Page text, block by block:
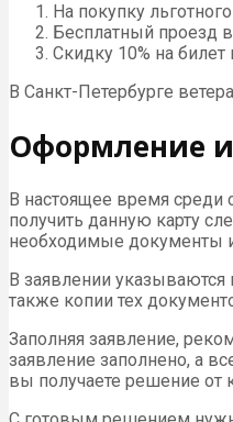
На покупку
Бесплатный проезд
Скидку 10% на
В Санкт-Петербурге
Оформление
В настоящее время среди
получить данную карту
необходимые документы
В заявлении
также копии тех
Заполняя заявление,
заявление заполнено, а
вы получаете решение от